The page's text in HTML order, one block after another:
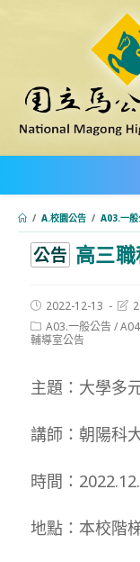
內
/ A.校園公告 / A03.一般
公告 高三
Post
published:
2022-12-13
Post
Post
category:
A03.一般公告/
輔導室公告
主題：大學多
講師：朝陽科
時間：
地點：本校階